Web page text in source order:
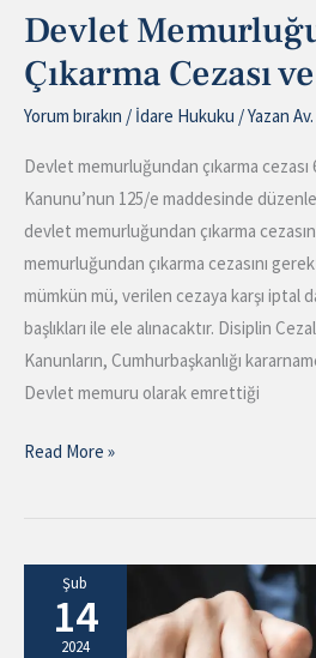
Devlet
Çıkarma Cezası
Yorum bırakın / İdare Hukuku / Yazan
Devlet memurluğundan çıkarma cezası
Kanunu’nun 125/e maddesinde
devlet memurluğundan çıkarma
memurluğundan çıkarma cezasını
mümkün mü, verilen cezaya karşı iptal
başlıkları ile ele alınacaktır. Disiplin
Kanunların, Cumhurbaşkanlığı
Devlet memuru olarak emrettiği
Read More »
Şub
14
2024
Ruhsatı